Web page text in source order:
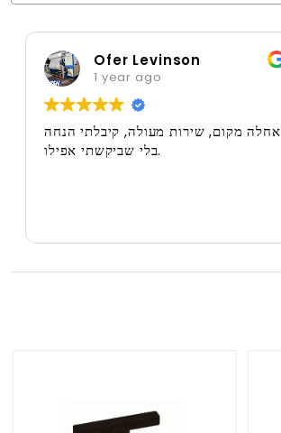
Ofer Levinson
1 year ago
אחלה מקום, שירות מעולה, קיבלתי הנחה
בלי שביקשתי אפילו.